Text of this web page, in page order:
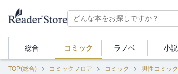
総合 コミック ラノベ 小説
TOP(総合) コミックフロア コミック 男性コミック